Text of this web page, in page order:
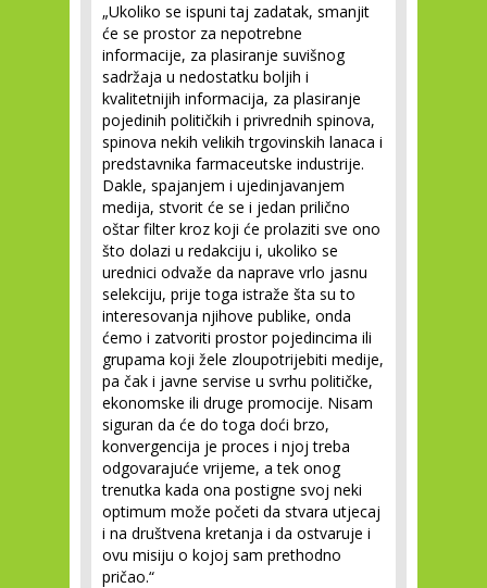
„Ukoliko se ispuni taj zadatak, smanjit
će se prostor za nepotrebne
informacije, za plasiranje suvišnog
sadržaja u nedostatku boljih i
kvalitetnijih informacija, za plasiranje
pojedinih političkih i privrednih spinova,
spinova nekih velikih trgovinskih lanaca i
predstavnika farmaceutske industrije.
Dakle, spajanjem i ujedinjavanjem
medija, stvorit će se i jedan prilično
oštar filter kroz koji će prolaziti sve ono
što dolazi u redakciju i, ukoliko se
urednici odvaže da naprave vrlo jasnu
selekciju, prije toga istraže šta su to
interesovanja njihove publike, onda
ćemo i zatvoriti prostor pojedincima ili
grupama koji žele zloupotrijebiti medije,
pa čak i javne servise u svrhu političke,
ekonomske ili druge promocije. Nisam
siguran da će do toga doći brzo,
konvergencija je proces i njoj treba
odgovarajuće vrijeme, a tek onog
trenutka kada ona postigne svoj neki
optimum može početi da stvara utjecaj
i na društvena kretanja i da ostvaruje i
ovu misiju o kojoj sam prethodno
pričao.“